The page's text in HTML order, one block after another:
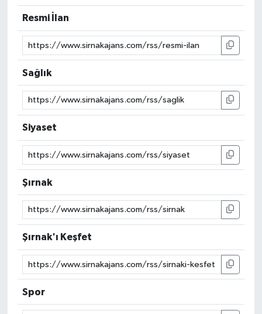
Resmi İlan
Sağlık
Siyaset
Şırnak
Şırnak'ı Keşfet
Spor